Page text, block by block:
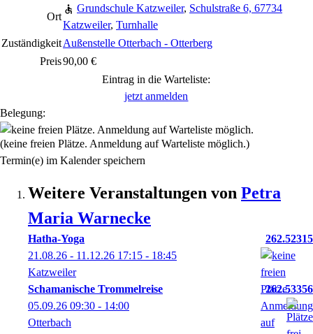
Ort
Grundschule Katzweiler, Schulstraße 6, 67734
Katzweiler, Turnhalle
ZuständigkeitAußenstelle Otterbach - Otterberg
Preis90,00 €
Eintrag in die Warteliste:
jetzt anmelden
Belegung:
(keine freien Plätze. Anmeldung auf Warteliste möglich.)
Termin(e) im Kalender speichern
Weitere Veranstaltungen von Petra
Maria Warnecke
Hatha-Yoga
262.52315
21.08.26 - 11.12.26 17:15 - 18:45
Katzweiler
Schamanische Trommelreise
262.53356
05.09.26 09:30 - 14:00
Otterbach